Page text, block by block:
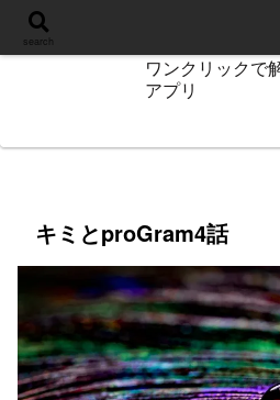
ワンクリックで
アプリ
キミとproGram4話
search